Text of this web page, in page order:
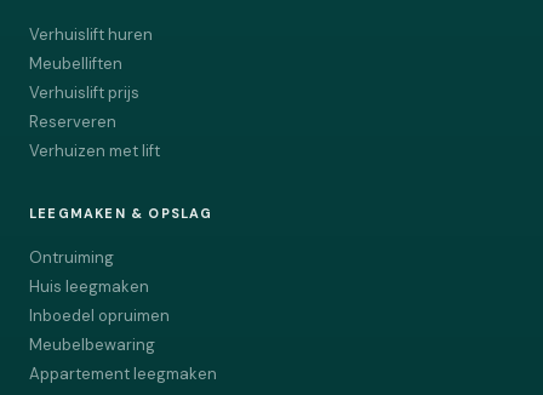
Verhuislift huren
Meubelliften
Verhuislift prijs
Reserveren
Verhuizen met lift
LEEGMAKEN & OPSLAG
Ontruiming
Huis leegmaken
Inboedel opruimen
Meubelbewaring
Appartement leegmaken